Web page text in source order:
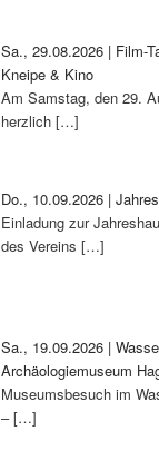
Sa., 29.08.2026 | Film-
Kneipe & Kino
Am Samstag, den 29.
herzlich […]
Do., 10.09.2026 |
Einladung zur
des Vereins […]
Sa., 19.09.2026 |
Archäologiemuseum
Museumsbesuch im
–[…]